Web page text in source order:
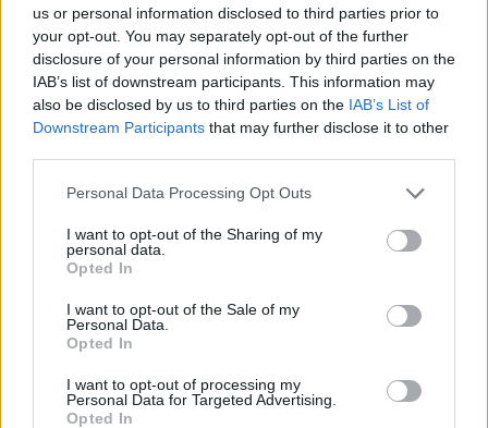
us or personal information disclosed to third parties prior to
your opt-out. You may separately opt-out of the further
disclosure of your personal information by third parties on the
IAB’s list of downstream participants. This information may
also be disclosed by us to third parties on the IAB’s List of
Downstream Participants that may further disclose it to other
Personal Data Processing Opt Outs
I want to opt-out of the Sharing of my
personal data.
Opted In
I want to opt-out of the Sale of my
Personal Data.
Opted In
I want to opt-out of processing my
Personal Data for Targeted Advertising.
Opted In
14
und hier aus der Chronik:
Höhle abgerissen, um mir anzeigen zu lassen,
was genau im Tool-Tip geschrieben steht: